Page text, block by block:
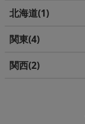
北海道 1
関東 4
関西 2